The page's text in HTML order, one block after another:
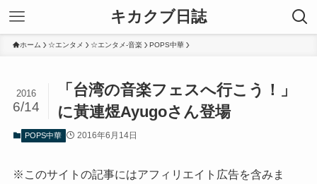
キカクブ日誌
ホーム ☆エンタメ ☆エンタメ-音楽 POPS中華
「台湾の音楽フェスへ行こう！」
に黃連煜Ayugoさん登場
2016
6/14
POPS中華 2016年6月14日
※このサイトの記事にはアフィリエイト広告を含みま